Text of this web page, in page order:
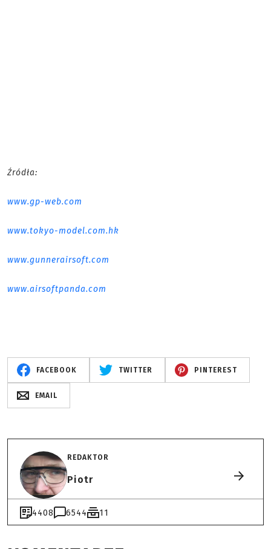
Źródła:
www.gp-web.com
www.tokyo-model.com.hk
www.gunnerairsoft.com
www.airsoftpanda.com
FACEBOOK TWITTER PINTEREST
EMAIL
REDAKTOR
Piotr
4408 6544 11